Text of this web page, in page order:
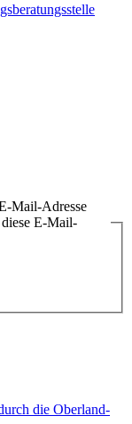
Mail-Adresse
E-Mail-
die Oberland-